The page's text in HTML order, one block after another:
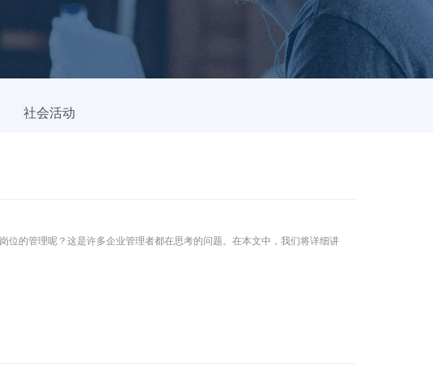
社会活动
的管理呢？这是许多企业管理者都在思考的问题。在本文中，我们将详细讲